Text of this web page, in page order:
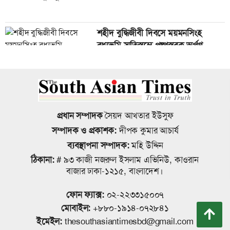
সাংবাদিকের ওপর হামলা, সকল
মাদকে জড়িত কাউকে ছাড় দেয়া হবে না
,পুলিশ সদস্যদের বিরুদ্ধেই আগে ব্যবস্থা:
খুলনা রেঞ্জের ডিআইজি
বাগেরহাটে মা, ছেলে ও নানির লাশ উদ্ধার
করেছে পুলিশ
সাংবাদিকের ওপর হামলার ঘটনার দুইজন
শহীদ বুদ্ধিজীবী দিবসে ময়মনসিংহ
বধ্যভূমি স্মৃতিস্তম্ভে পুষ্পস্তবক অর্পণ
জাতীয় রুফটপ সোলার কর্মসূচি সংক্রান্ত
অনুষ্ঠিত
ময়মনসিংহে নগর স্বাস্থ্য কেন্দ্রের তিনতলা
নবনির্মিত ভবনের শুভ উদ্বোধন
কল্যাণ বোর্ডকে আয়বর্ধক হিসেবে গড়ে
তুলতে হবে- কল্যাণ বোর্ডের মহাপরিচালক
প্রধান সম্পাদকসৈয়দ আখতার ইউসুফ
সম্পাদক ও প্রকাশক:দীপক কুমার আচার্য
ব্যবস্থাপনা সম্পাদক:মহি উদ্দিন
ঠিকানা:# ৯৩ কাজী নজরুল ইসলাম এভিনিউ, কাওরান
বাজার ঢাকা-১২১৫, বাংলাদেশ।
ফোন ফ্যাক্স: ০২-২২৩৩১৫০০৭
মোবাইল: +৮৮০-১৯১৪-০৭২৮৪১
ইমেইল: thesouthasiantimesbd@gmail.com